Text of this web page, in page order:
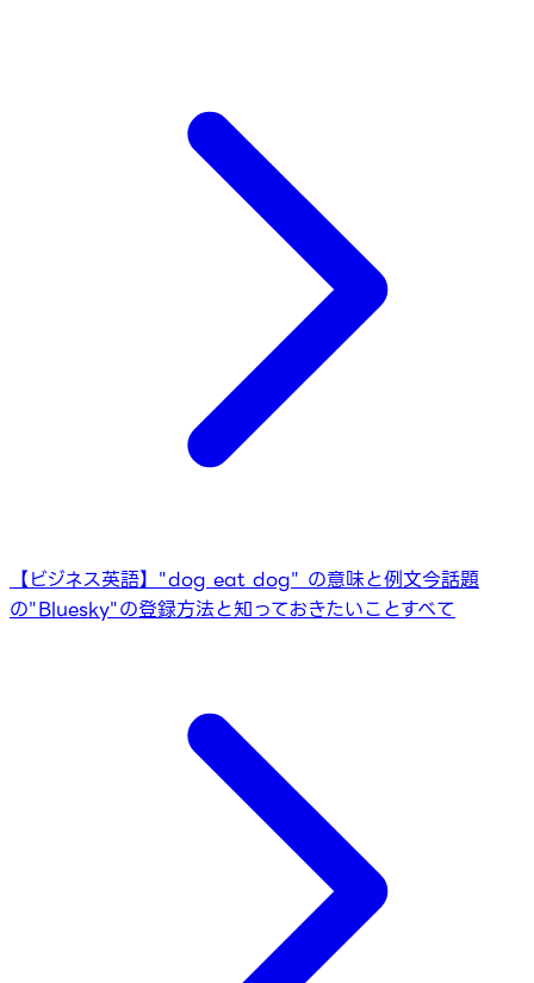
【ビジネス英語】"dog eat dog" の意味と例文今話題
の"Bluesky"の登録方法と知っておきたいことすべて